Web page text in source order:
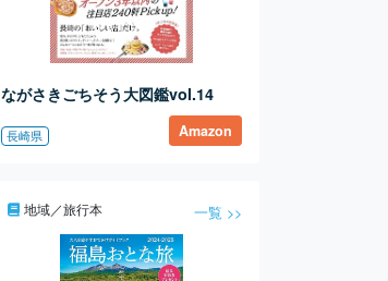
ながさきごちそう大図鑑vol.14
長崎県 Amazon
地域／旅行本 一覧 >>